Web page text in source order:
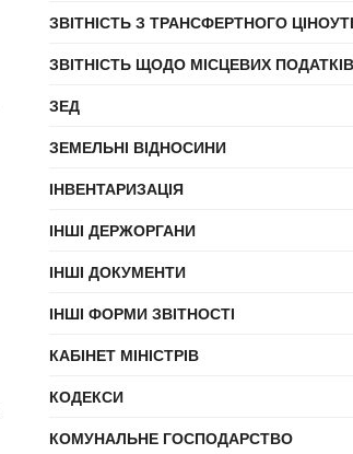
ЗВІТНІСТЬ З ТРАНСФЕРТНОГО
ЗВІТНІСТЬ ЩОДО МІСЦЕВИХ ПОДАТКІВ
ЗЕД
ЗЕМЕЛЬНІ ВІДНОСИНИ
ІНВЕНТАРИЗАЦІЯ
ІНШІ ДЕРЖОРГАНИ
ІНШІ ДОКУМЕНТИ
ІНШІ ФОРМИ ЗВІТНОСТІ
КАБІНЕТ МІНІСТРІВ
КОДЕКСИ
КОМУНАЛЬНЕ ГОСПОДАРСТВО